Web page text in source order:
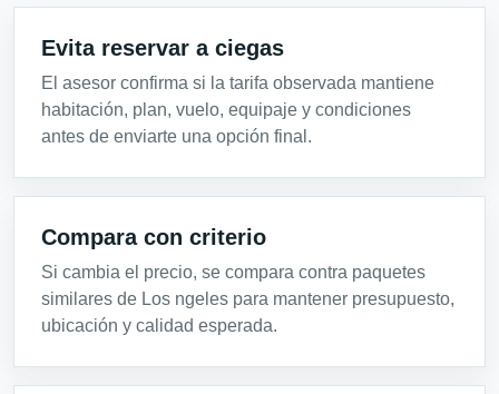
Evita reservar a ciegas
El asesor confirma si la tarifa observada mantiene
habitación, plan, vuelo, equipaje y condiciones
antes de enviarte una opción final.
Compara con criterio
Si cambia el precio, se compara contra paquetes
similares de Los ngeles para mantener presupuesto,
ubicación y calidad esperada.